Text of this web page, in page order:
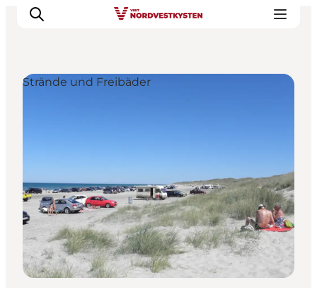
Unterkunft
Mach deine Urlaubsplanung
Strände und Freibäder